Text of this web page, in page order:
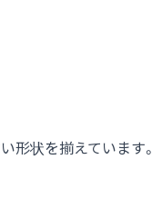
形状を揃えています。